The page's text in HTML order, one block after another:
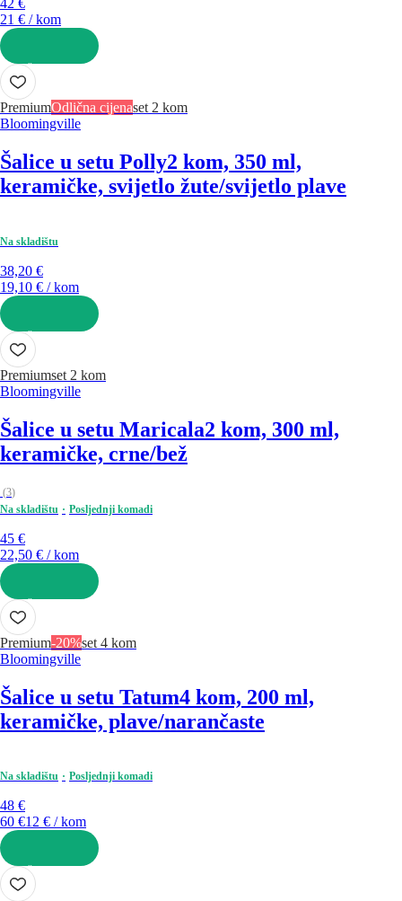
42 €
21 € / kom
U KOŠARICU
PremiumOdlična cijenaset 2 kom
Bloomingville
Šalice u setu Polly2 kom, 350 ml,
keramičke, svijetlo žute/svijetlo plave
Na skladištu
38,20 €
19,10 € / kom
U KOŠARICU
Premiumset 2 kom
Bloomingville
Šalice u setu Maricala2 kom, 300 ml,
keramičke, crne/bež
(3)
Na skladištu
Posljednji komadi
45 €
22,50 € / kom
U KOŠARICU
Premium-20%set 4 kom
Bloomingville
Šalice u setu Tatum4 kom, 200 ml,
keramičke, plave/narančaste
Na skladištu Posljednji komadi
48 €
60 €12 € / kom
U KOŠARICU